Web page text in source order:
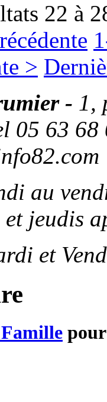
22 à
>
- 1,
05 63
au
jeudis
et